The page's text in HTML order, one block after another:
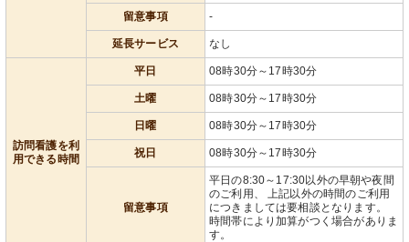
留意事項 -
延長サービス なし
訪問看護を利
用できる時間
平日 08時30分～17時30分
土曜 08時30分～17時30分
日曜 08時30分～17時30分
祝日 08時30分～17時30分
留意事項
平日の8:30～17:30以外の早朝や夜間
のご利用、 上記以外の時間のご利用
につきましては要相談となります。
時間帯により加算がつく場合がありま
す。